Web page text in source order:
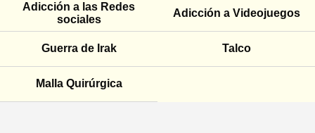
Adicción a las Redes
sociales
Adicción a Videojuegos
Guerra de Irak Talco
Malla Quirúrgica